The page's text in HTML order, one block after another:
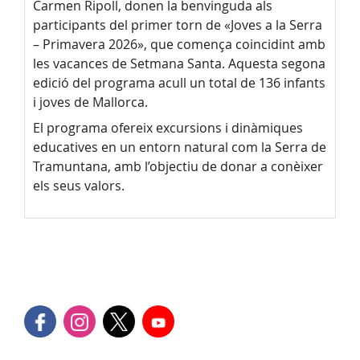
Carmen Ripoll, donen la benvinguda als
participants del primer torn de «Joves a la Serra
– Primavera 2026», que comença coincidint amb
les vacances de Setmana Santa. Aquesta segona
edició del programa acull un total de 136 infants
i joves de Mallorca.
El programa ofereix excursions i dinàmiques
educatives en un entorn natural com la Serra de
Tramuntana, amb l’objectiu de donar a conèixer
els seus valors.